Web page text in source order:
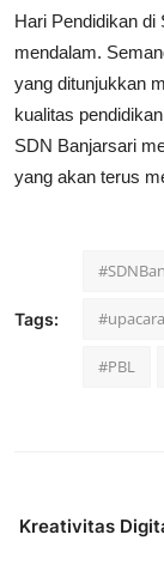
Hari Pendidikan di
mendalam.
yang ditunjukkan
kualitas
SDN Banjarsari
yang akan terus
Tags:
#PBL
Kreativitas